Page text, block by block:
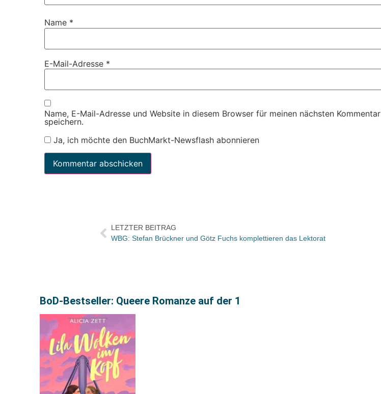
Name *
E-Mail-Adresse *
Name, E-Mail-Adresse und Website in diesem Browser für meinen nächsten Kommentar
speichern.
Ja, ich möchte den BuchMarkt-Newsflash abonnieren
LETZTER BEITRAG
WBG: Stefan Brückner und Götz Fuchs komplettieren das Lektorat
BoD-Bestseller: Queere Romanze auf der 1